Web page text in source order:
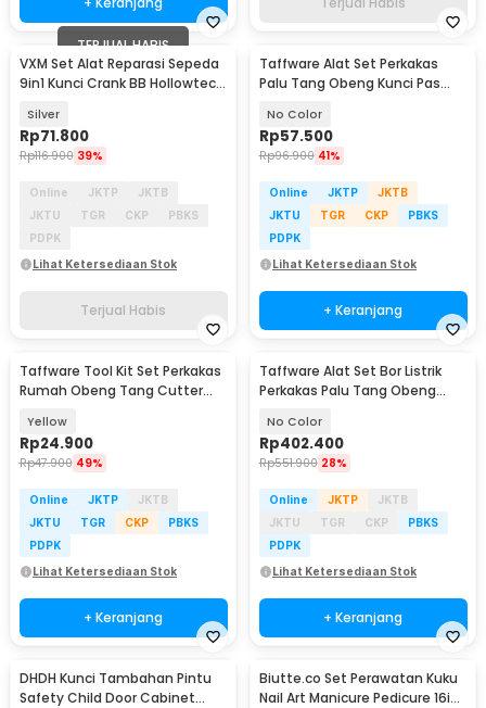
TERJUAL HABIS
VXM Set Alat Reparasi Sepeda
9in1 Kunci Crank BB Hollowtech
Silver
Rp71.800
Rp116.900 39%
Online JKTP
JKTB
JKTU
TGR CKP
PBKS
PDPK
Lihat Ketersediaan Stok
Terjual Habis
Taffware Alat Set Perkakas
Palu Tang Obeng Kunci Pas
No Color
Rp57.500
Rp96.900 41%
Online JKTP
JKTB
JKTU
TGR CKP
PBKS
PDPK
Lihat Ketersediaan Stok
+ Keranjang
Taffware Tool Kit Set Perkakas
Rumah Obeng Tang Cutter
Yellow
Rp24.900
Rp47.900 49%
Online JKTP
JKTB
JKTU
TGR CKP
PBKS
PDPK
Lihat Ketersediaan Stok
+ Keranjang
Taffware Alat Set Bor Listrik
Perkakas Palu Tang Obeng
No Color
Rp402.400
Rp551.900 28%
Online JKTP
JKTB
JKTU
TGR CKP
PBKS
PDPK
Lihat Ketersediaan Stok
+ Keranjang
DHDH Kunci Tambahan Pintu
Safety Child Door Cabinet
Biutte.co Set Perawatan Kuku
Nail Art Manicure Pedicure 16in1